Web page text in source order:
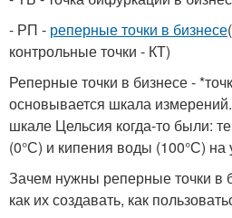
- РП - реперные точки в бизнесе
контрольные точки - КТ)
Реперные точки в бизнесе -
основывается шкала
шкале Цельсия когда-то были:
(0°С) и кипения воды (100°С) на
Зачем нужны реперные точки в
как их создавать, как